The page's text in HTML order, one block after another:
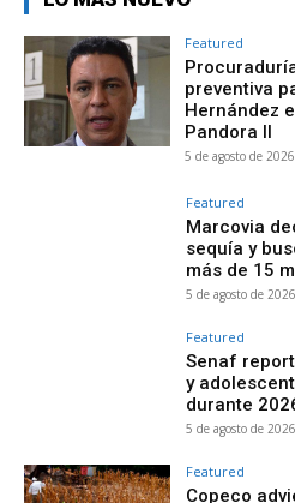
Featured
preventiva
Hernández
Pandora II
5 de agosto de 2026
Featured
Marcovia
sequía y
más de 15
5 de agosto de 2026
Featured
Senaf
y
durante
5 de agosto de 2026
Featured
Copeco